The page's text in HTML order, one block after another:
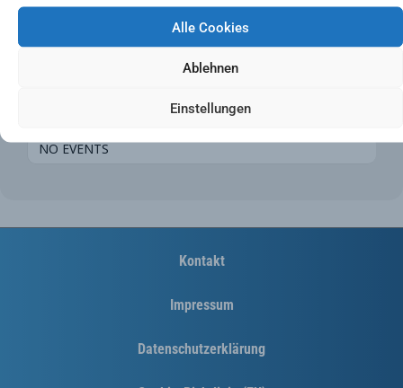
Alle Cookies
Ablehnen
Einstellungen
UPCOMING EVENTS
NO EVENTS
Kontakt
Impressum
Datenschutzerklärung